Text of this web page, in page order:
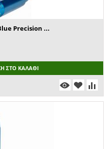
Precision ...
ΣΤΟ ΚΑΛΆΘΙ